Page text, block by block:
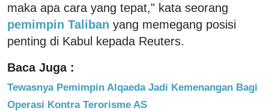
maka apa cara yang tepat," kata seorang
pemimpin Taliban yang memegang posisi
penting di Kabul kepada Reuters.
Baca Juga :
Tewasnya Pemimpin Alqaeda Jadi Kemenangan Bagi
Operasi Kontra Terorisme AS